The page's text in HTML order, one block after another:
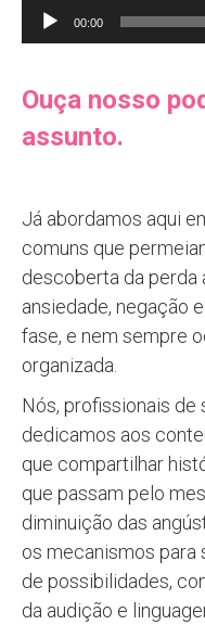
Tocador
de
00:00
Ouça nosso
assunto.
Já abordamos aqui
comuns que
descoberta da perda
ansiedade, negação
fase, e nem sempre
organizada.
Nós, profissionais de
dedicamos aos
que compartilhar
que passam pelo
diminuição das
os mecanismos para
de possibilidades,
da audição e